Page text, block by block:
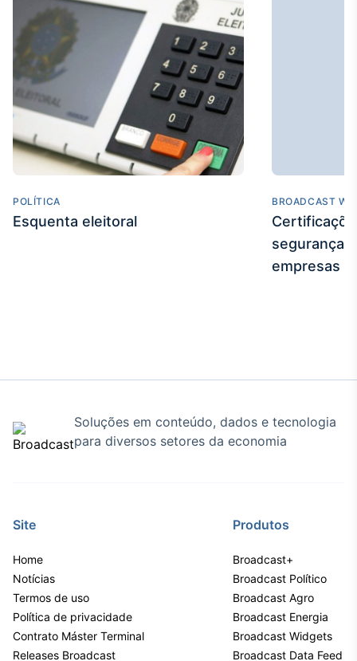
Em breve
Crédito
Em breve
POLÍTICA
Esquenta eleitoral
BROADCAST
segurança
empresas
Soluções em conteúdo, dados e tecnologia
para diversos setores da economia
Site
Home
Notícias
Termos de uso
Política de privacidade
Contrato Máster Terminal
Releases Broadcast
Produtos
Broadcast+
Broadcast Político
Broadcast Agro
Broadcast Energia
Broadcast Widgets
Broadcast Data Feed